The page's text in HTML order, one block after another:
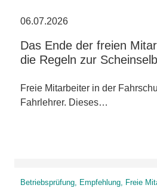
06.07.2026
Das Ende der freien
die Regeln zur
Freie Mitarbeiter in der
Fahrlehrer. Dieses…
Betriebsprüfung, Empfehlung, Freie